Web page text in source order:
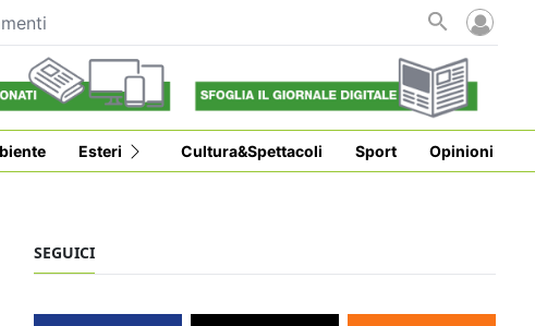
Esteri Cultura&Spettacoli Sport Opinioni
SEGUICI